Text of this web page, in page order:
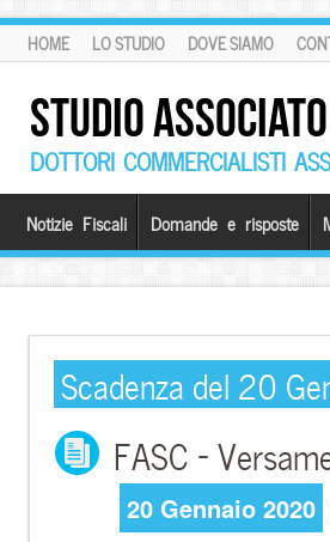
HOME LO STUDIO DOVE SIAMO
STUDIO
DOTTORI COMMERCIALISTI
Notizie Fiscali Domande e risposte
Scadenza del 20
FASC –
20 Gennaio 2020